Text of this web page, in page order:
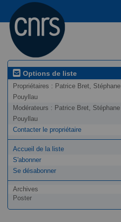
Options de liste
Propriétaires : Patrice Bret, Stéphane
Pouyllau
Modérateurs : Patrice Bret, Stéphane
Pouyllau
Contacter le propriétaire
Accueil de la liste
S'abonner
Se désabonner
Archives
Poster